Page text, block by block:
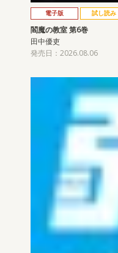
電子版 試し読み
閻魔の教室 第6巻
田中優吏
発売日：2026.08.06